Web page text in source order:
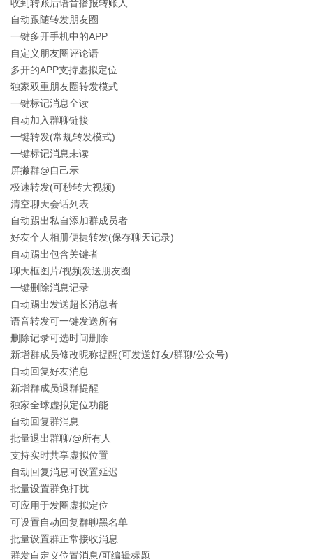
收到转账后语音播报转账人
自动跟随转发朋友圈
一键多开手机中的APP
自定义朋友圈评论语
多开的APP支持虚拟定位
独家双重朋友圈转发模式
一键标记消息全读
自动加入群聊链接
一键转发(常规转发模式)
一键标记消息未读
屏撇群@自己示
极速转发(可秒转大视频)
清空聊天会话列表
自动踢出私自添加群成员者
好友个人相册便捷转发(保存聊天记录)
自动踢出包含关键者
聊天框图片/视频发送朋友圈
一键删除消息记录
自动踢出发送超长消息者
语音转发可一键发送所有
删除记录可选时间删除
新增群成员修改昵称提醒(可发送好友/群聊/公众号)
自动回复好友消息
新增群成员退群提醒
独家全球虚拟定位功能
自动回复群消息
批量退出群聊/@所有人
支持实时共享虚拟位置
自动回复消息可设置延迟
批量设置群免打扰
可应用于发圈虚拟定位
可设置自动回复群聊黑名单
批量设置群正常接收消息
群发自定义位置消息/可编辑标题